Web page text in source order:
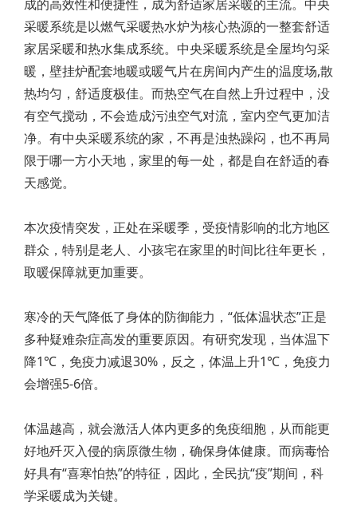
成的高效性和便捷性，成为舒适家居采暖的主流。中央
采暖系统是以燃气采暖热水炉为核心热源的一整套舒适
家居采暖和热水集成系统。中央采暖系统是全屋均匀采
暖，壁挂炉配套地暖或暖气片在房间内产生的温度场,散
热均匀，舒适度极佳。而热空气在自然上升过程中，没
有空气搅动，不会造成污浊空气对流，室内空气更加洁
净。有中央采暖系统的家，不再是浊热躁闷，也不再局
限于哪一方小天地，家里的每一处，都是自在舒适的春
天感觉。
本次疫情突发，正处在采暖季，受疫情影响的北方地区
群众，特别是老人、小孩宅在家里的时间比往年更长，
取暖保障就更加重要。
寒冷的天气降低了身体的防御能力，“低体温状态”正是
多种疑难杂症高发的重要原因。有研究发现，当体温下
降1℃，免疫力减退30%，反之，体温上升1℃，免疫力
会增强5-6倍。
体温越高，就会激活人体内更多的免疫细胞，从而能更
好地歼灭入侵的病原微生物，确保身体健康。而病毒恰
好具有“喜寒怕热”的特征，因此，全民抗“疫”期间，科
学采暖成为关键。